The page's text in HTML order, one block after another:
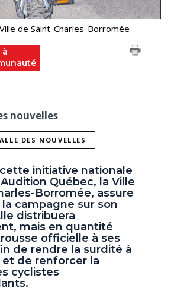
de Saint-Charles-Borromée
à
nouvelles
DES NOUVELLES
initiative nationale
Québec, la Ville
Borromée, assure
la campagne sur son
distribuera
mais en quantité
officielle à ses
de rendre la surdité à
et de renforcer la
cyclistes